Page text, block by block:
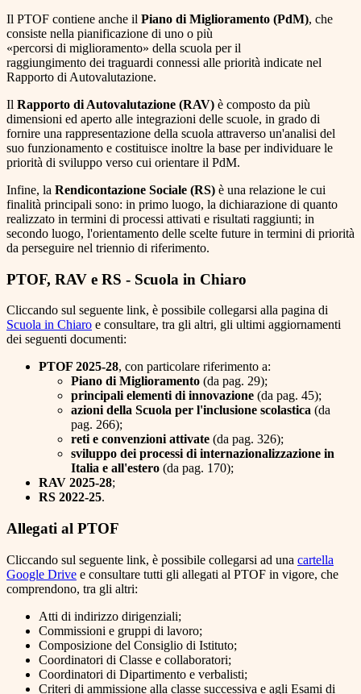
Il PTOF contiene anche il Piano di Miglioramento (PdM), che
consiste nella pianificazione di uno o più
«percorsi di miglioramento» della scuola per il
raggiungimento dei traguardi connessi alle priorità indicate nel
Rapporto di Autovalutazione.
Il Rapporto di Autovalutazione (RAV) è composto da più
dimensioni ed aperto alle integrazioni delle scuole, in grado di
fornire una rappresentazione della scuola attraverso un'analisi del
suo funzionamento e costituisce inoltre la base per individuare le
priorità di sviluppo verso cui orientare il PdM.
Infine, la Rendicontazione Sociale (RS) è una relazione le cui
finalità principali sono: in primo luogo, la dichiarazione di quanto
realizzato in termini di processi attivati e risultati raggiunti; in
secondo luogo, l'orientamento delle scelte future in termini di priorità
da perseguire nel triennio di riferimento.
PTOF, RAV e RS - Scuola in Chiaro
Cliccando sul seguente link, è possibile collegarsi alla pagina di
Scuola in Chiaro e consultare, tra gli altri, gli ultimi aggiornamenti
dei seguenti documenti:
PTOF 2025-28, con particolare riferimento a:
Piano di Miglioramento (da pag. 29);
principali elementi di innovazione (da pag. 45);
azioni della Scuola per l'inclusione scolastica (da
pag. 266);
reti e convenzioni attivate (da pag. 326);
sviluppo dei processi di internazionalizzazione in
Italia e all'estero (da pag. 170);
RAV 2025-28;
RS 2022-25.
Allegati al PTOF
Cliccando sul seguente link, è possibile collegarsi ad una cartella
Google Drive e consultare tutti gli allegati al PTOF in vigore, che
comprendono, tra gli altri:
Atti di indirizzo dirigenziali;
Commissioni e gruppi di lavoro;
Composizione del Consiglio di Istituto;
Coordinatori di Classe e collaboratori;
Coordinatori di Dipartimento e verbalisti;
Criteri di ammissione alla classe successiva e agli Esami di